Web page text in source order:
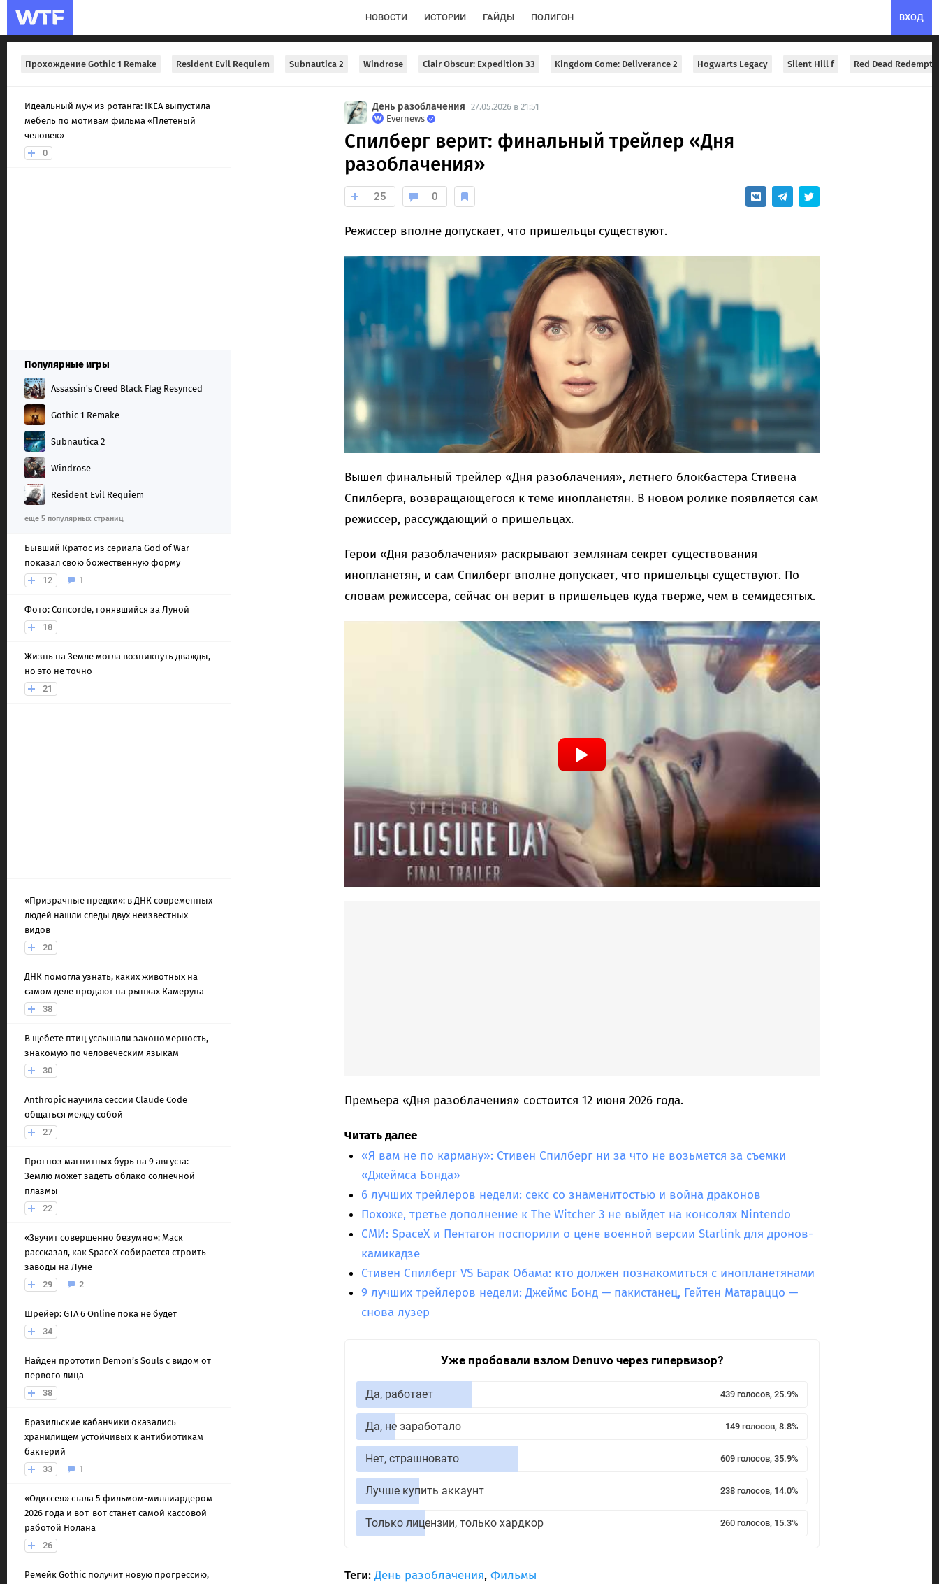
ВХОД
НОВОСТИ ИСТОРИИ ГАЙДЫ ПОЛИГОН
Прохождение Gothic 1 Remake Resident Evil Requiem Subnautica 2 Windrose Clair Obscur: Expedition 33 Kingdom Come: Deliverance 2 Hogwarts Legacy Silent Hill f Red Dead
Идеальный муж из ротанга: IKEA выпустила
мебель по мотивам фильма «Плетеный
человек»
0
Популярные игры
Assassin's Creed Black Flag Resynced
Gothic 1 Remake
Subnautica 2
Windrose
Resident Evil Requiem
еще 5 популярных страниц
Бывший Кратос из сериала God of War
показал свою божественную форму
12
1
Фото: Concorde, гонявшийся за Луной
18
Жизнь на Земле могла возникнуть дважды,
но это не точно
21
«Призрачные предки»: в ДНК современных
людей нашли следы двух неизвестных
видов
20
ДНК помогла узнать, каких животных на
самом деле продают на рынках Камеруна
38
В щебете птиц услышали закономерность,
знакомую по человеческим языкам
30
Anthropic научила сессии Claude Code
общаться между собой
27
Прогноз магнитных бурь на 9 августа:
Землю может задеть облако солнечной
плазмы
22
«Звучит совершенно безумно»: Маск
рассказал, как SpaceX собирается строить
заводы на Луне
29
2
Шрейер: GTA 6 Online пока не будет
34
Найден прототип Demon’s Souls с видом от
первого лица
38
Бразильские кабанчики оказались
хранилищем устойчивых к антибиотикам
бактерий
33
1
«Одиссея» стала 5 фильмом-миллиардером
2026 года и вот-вот станет самой кассовой
работой Нолана
26
Ремейк Gothic получит новую прогрессию,
День разоблачения 27.05.2026 в 21:51
Evernews
Спилберг верит: финальный трейлер «Дня
разоблачения»
25 0
Режиссер вполне допускает, что пришельцы существуют.
Вышел финальный трейлер «Дня разоблачения», летнего блокбастера Стивена
Спилберга, возвращающегося к теме инопланетян. В новом ролике появляется сам
режиссер, рассуждающий о пришельцах.
Герои «Дня разоблачения» раскрывают землянам секрет существования
инопланетян, и сам Спилберг вполне допускает, что пришельцы существуют. По
словам режиссера, сейчас он верит в пришельцев куда тверже, чем в семидесятых.
Премьера «Дня разоблачения» состоится 12 июня 2026 года.
Читать далее
«Я вам не по карману»: Стивен Спилберг ни за что не возьмется за съемки
«Джеймса Бонда»
6 лучших трейлеров недели: секс со знаменитостью и война драконов
Похоже, третье дополнение к The Witcher 3 не выйдет на консолях Nintendo
СМИ: SpaceX и Пентагон поспорили о цене военной версии Starlink для дронов-
камикадзе
Стивен Спилберг VS Барак Обама: кто должен познакомиться с инопланетянами
9 лучших трейлеров недели: Джеймс Бонд — пакистанец, Гейтен Матараццо —
снова лузер
Уже пробовали взлом Denuvo через гипервизор?
Да, работает 439 голосов, 25.9%
Да, не заработало 149 голосов, 8.8%
Нет, страшновато 609 голосов, 35.9%
Лучше купить аккаунт 238 голосов, 14.0%
Только лицензии, только хардкор 260 голосов, 15.3%
Теги: День разоблачения, Фильмы